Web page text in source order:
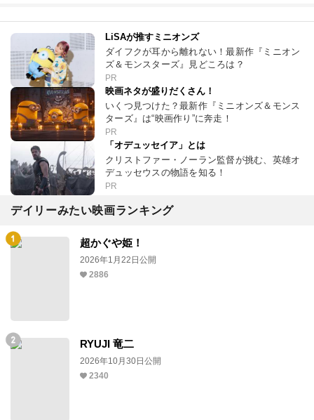
LiSAが推すミニオンズ
ダイフクが耳から離れない！最新作『ミニオン
ズ＆モンスターズ』見どころは？
PR
映画ネタが盛りだくさん！
いくつ見つけた？最新作『ミニオンズ＆モンス
ターズ』は“映画作り”に奔走！
PR
「オデュッセイア」とは
クリストファー・ノーラン監督が挑む、英雄オ
デュッセウスの物語を知る！
PR
デイリーみたい映画ランキング
超かぐや姫！
2026年1月22日公開
2886
RYUJI 竜二
2026年10月30日公開
2340